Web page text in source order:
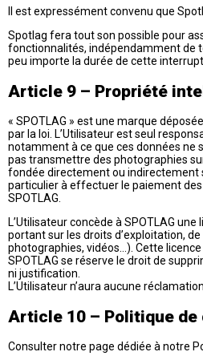
Il est expressément convenu que
Spotlag fera tout son possible pour
fonctionnalités, indépendamment de
peu importe la durée de cette
Article 9 – Propriété
« SPOTLAG » est une marque
par la loi. L’Utilisateur est seul
notamment à ce que ces données ne
pas transmettre des photographies
fondée directement ou indirectement
particulier à effectuer le paiement des
SPOTLAG.
L’Utilisateur concède à SPOTLAG
portant sur les droits d’exploitation,
photographies, vidéos…). Cette
SPOTLAG se réserve le droit de
ni justification.
L’Utilisateur n’aura aucune
Article 10 – Politique
Consulter notre page dédiée à notre